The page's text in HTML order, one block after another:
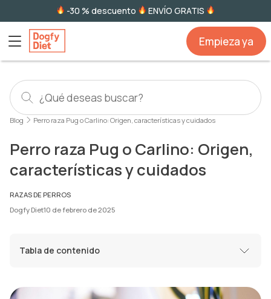
-30 % descuento ENVÍO GRATIS
Empieza ya
Blog Perro raza Pug o Carlino: Origen, características y cuidados
Perro raza Pug o Carlino: Origen,
características y cuidados
RAZAS DE PERROS
Dogfy Diet10 de febrero de 2025
Tabla de contenido